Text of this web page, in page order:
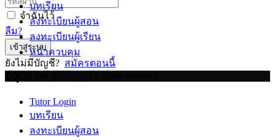
บทเรียน
ลงทะเบียนผู้สอน
ลงทะเบียนผู้เรียน
หน้าควบคุม
Tutor Login
บทเรียน
ลงทะเบียนผู้สอน
จำฉันไว้
ลืม?
เข้าสู่ระบบ
ยังไม่มีบัญชี? สมัครตอนนี้